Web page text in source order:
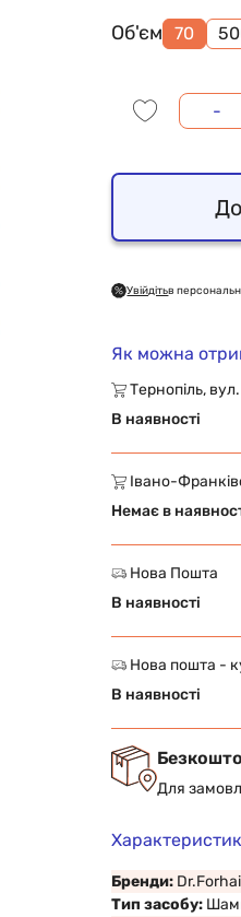
Об'єм 70
-
Увійдітьв
Як можна
Тернопіль,
В наявності
Івано-
Немає в
Нова Пошта
В наявності
Нова пошта -
В наявності
Для
Бренди:
Тип засобу: